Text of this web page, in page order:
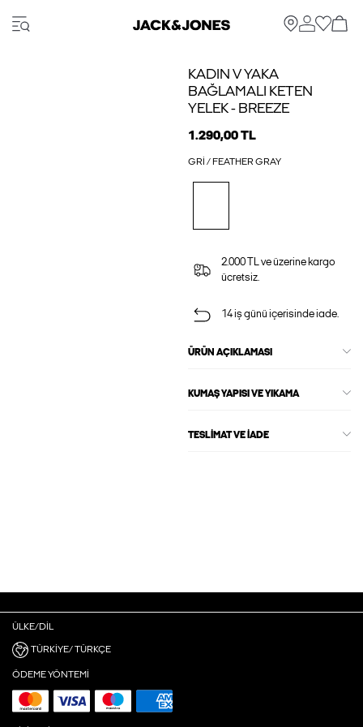
KADIN V YAKA
BAĞLAMALI KETEN
YELEK - BREEZE
1.290,00 TL
GRI / FEATHER GRAY
2.000 TL ve üzerine kargo
ücretsiz.
14 iş günü içerisinde iade.
ÜRÜN AÇIKLAMASI
KUMAŞ YAPISI VE YIKAMA
TESLIMAT VE İADE
ÜLKE/DIL
TÜRKIYE/ TÜRKÇE
ÖDEME YÖNTEMI